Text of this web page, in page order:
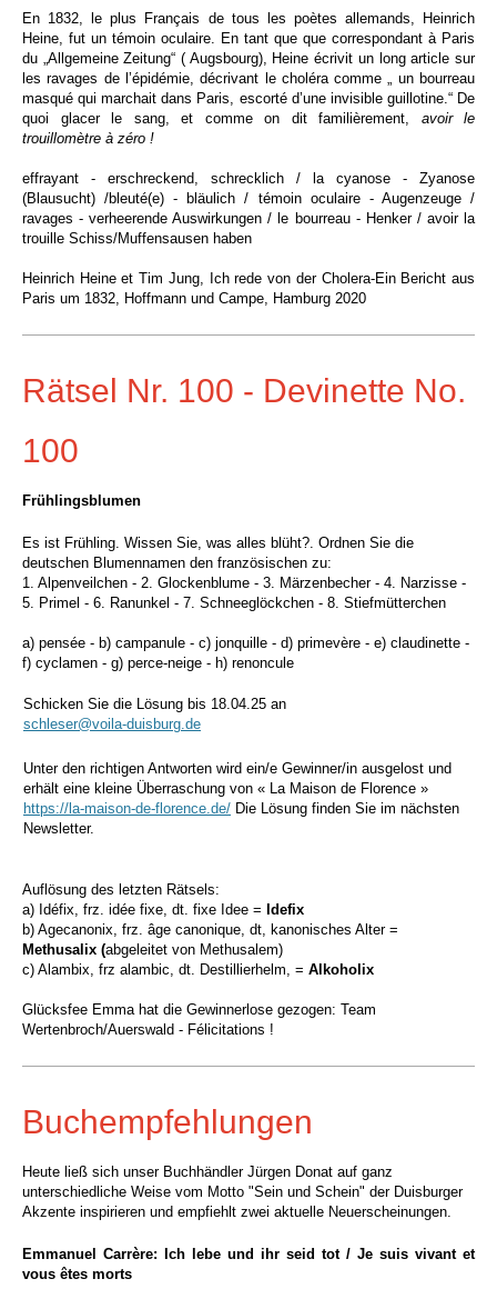
En 1832, le plus Français de tous les poètes allemands, Heinrich
Heine, fut un témoin oculaire. En tant que que correspondant à Paris
du „Allgemeine Zeitung“ ( Augsbourg), Heine écrivit un long article sur
les ravages de l’épidémie, décrivant le choléra comme „ unbourreau
masqué qui marchait dans Paris, escorté d’une invisible guillotine.“ De
quoi glacer le sang, et comme on dit familièrement, avoir le
trouillomètre à zéro !
effrayant - erschreckend, schrecklich / la cyanose - Zyanose
(Blausucht) /bleuté(e) - bläulich / témoin oculaire- Augenzeuge /
ravages -verheerende Auswirkungen / le bourreau- Henker / avoir la
trouille Schiss/Muffensausen haben
Heinrich Heine et Tim Jung, Ich rede von der Cholera-Ein Bericht aus
Paris um 1832, Hoffmann und Campe, Hamburg 2020
Rätsel Nr. 100 - Devinette No.
100
Frühlingsblumen
Es ist Frühling. Wissen Sie, was alles blüht?. Ordnen Sie die
deutschen Blumennamen den französischen zu:
1. Alpenveilchen - 2. Glockenblume - 3. Märzenbecher - 4. Narzisse -
5. Primel - 6. Ranunkel - 7. Schneeglöckchen - 8. Stiefmütterchen
a) pensée - b) campanule - c) jonquille - d) primevère - e) claudinette -
f) cyclamen - g) perce-neige - h) renoncule
Schicken Sie die Lösung bis 18.04.25 an
schleser@voila-duisburg.de
Unter den richtigen Antworten wird ein/e Gewinner/in ausgelost und
erhält eine kleine Überraschung von « La Maison de Florence »
https://la-maison-de-florence.de/ Die Lösung finden Sie im nächsten
Newsletter.
Auflösung des letzten Rätsels:
a) Idéfix, frz. idée fixe, dt. fixe Idee = Idefix
b) Agecanonix, frz. âge canonique, dt, kanonisches Alter =
Methusalix (abgeleitet von Methusalem)
c) Alambix, frz alambic, dt. Destillierhelm, = Alkoholix
Glücksfee Emma hat die Gewinnerlose gezogen: Team
Wertenbroch/Auerswald - Félicitations !
Buchempfehlungen
Heute ließ sich unser Buchhändler Jürgen Donat auf ganz
unterschiedliche Weise vom Motto "Sein und Schein" der Duisburger
Akzente inspirieren und empfiehlt zwei aktuelle Neuerscheinungen.
Emmanuel Carrère: Ich lebe und ihr seid tot / Je suis vivant et
vous êtes morts